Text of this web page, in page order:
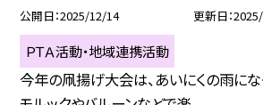
公開日 2025/12/14 更新日
ＰＴＡ活動・地域連携活動
今年の凧揚げ大会は、あいにくの雨に